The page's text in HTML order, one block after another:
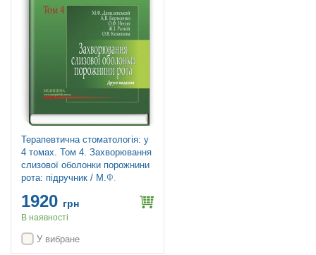
Терапевтична стоматологія: у
4 томах. Том 4. Захворювання
слизової оболонки порожнини
рота: підручник / М.Ф.
Борисенко, О.Ф. Несин та ін.
— 2-е видання
1920 грн
В наявності
У вибране